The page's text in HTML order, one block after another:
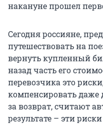
накануне прошел
Сегодня россияне,
путешествовать на
вернуть купленный
назад часть его
перевозчика это
компенсировать
за возврат, считают
результате – эти